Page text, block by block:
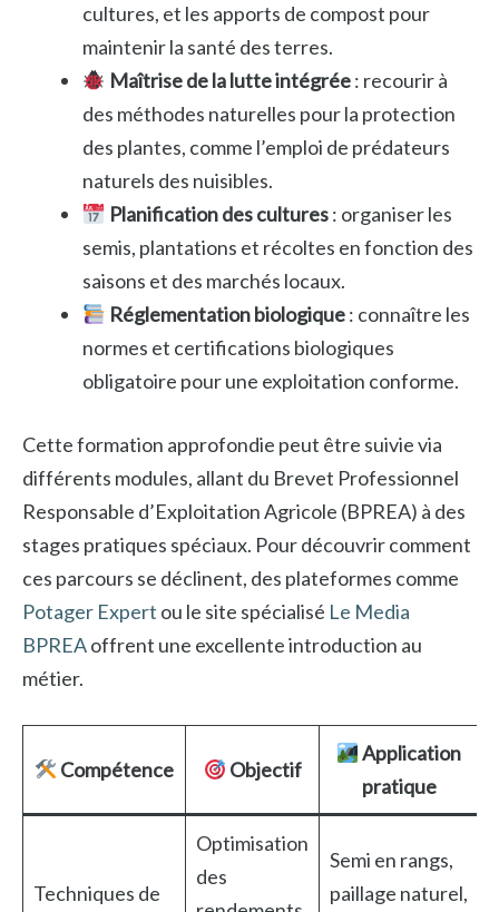
cultures, et les apports de compost pour
maintenir la santé des terres.
Maîtrise de la lutte intégrée: recourir à
des méthodes naturelles pour la protection
des plantes, comme l’emploi de prédateurs
naturels des nuisibles.
Planification des cultures: organiser les
semis, plantations et récoltes en fonction des
saisons et des marchés locaux.
Réglementation biologique: connaître les
normes et certifications biologiques
obligatoire pour une exploitation conforme.
Cette formation approfondie peut être suivie via
différents modules, allant du Brevet Professionnel
Responsable d’Exploitation Agricole (BPREA) à des
stages pratiques spéciaux. Pour découvrir comment
ces parcours se déclinent, des plateformes comme
Potager Expert ou le site spécialisé Le Media
BPREAoffrent une excellente introduction au
métier.
Compétence Objectif
Application
pratique
Techniques de
Optimisation
des
Semi en rangs,
paillage naturel,